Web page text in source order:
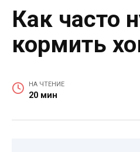
Как часто
кормить
НА ЧТЕНИЕ
20 мин